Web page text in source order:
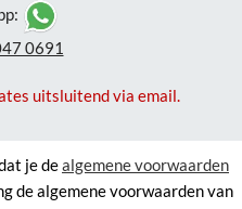
0691
uitsluitend via email.
je dealgemene voorwaarden
de algemene voorwaarden van